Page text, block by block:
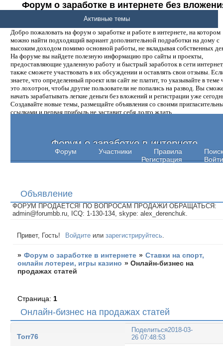
Форум о заработке в интернете без
денег.
Добро пожаловать на форум о заработке и работе в интернете, на котором
можно найти подходящий вариант дополнительной подработки на дому с
высоким доходом помимо основной работы, не вкладывая собственных
На форуме вы найдете полезную информацию про сайты и проекты,
предоставляющие удаленную работу и быстрый заработок в сети
также сможете участвовать в их обсуждении и оставлять свои отзывы.
знаете, что определенный проект или сайт не платит, то указывайте в теме
это лохотрон, чтобы другие пользователи не попались на развод. Вы
начать зарабатывать легкие деньги без вложений и регистрации уже
Создавайте новые темы, размещайте объявления со своими
ссылками и первая прибыль не заставит себя долго ждать.
Форум о заработке в интернете
Форум Участники Правила
Поиск
Регистрация
Войти
Активные темы
Объявление
ФОРУМ ПРОДАЕТСЯ! ПО ВОПРОСАМ ПРОДАЖИ ОБРАЩАТЬСЯ:
admin@forumbb.ru, ICQ: 1-130-134, skype: alex_derenchuk.
Привет, Гость! Войдите илизарегистрируйтесь
» Форум о заработке в интернете » Ставки на спорт,
онлайн лотереи, игры казино »Онлайн-бизнес на
продажах статей
Онлайн-бизнес на продажах статей
Страница: 1
Поделиться2018-03-
26 07:48:53
Torr76